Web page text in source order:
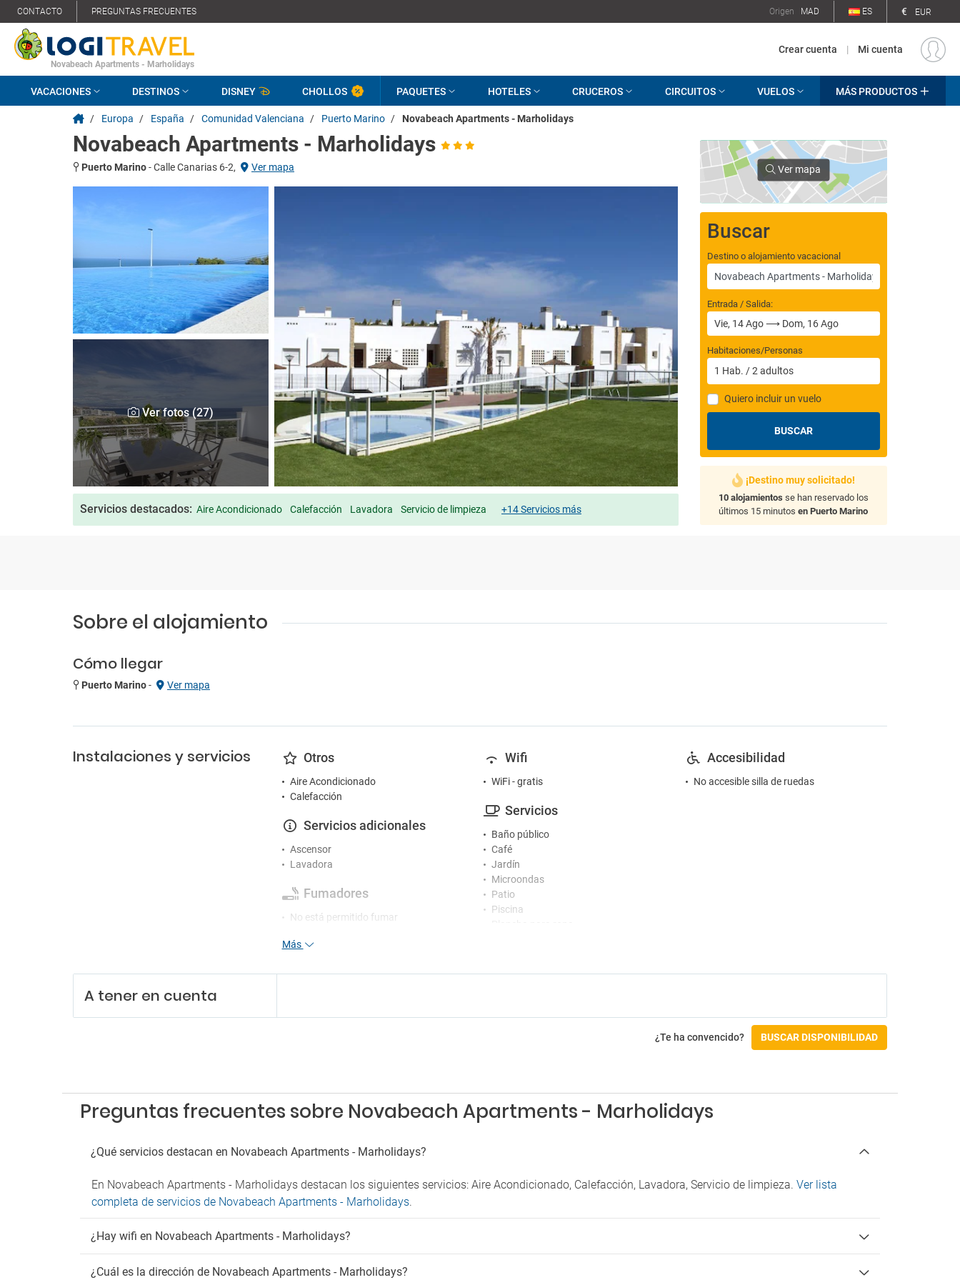
CONTACTO PREGUNTAS FRECUENTES Origen MAD ES € EUR
Novabeach Apartments - Marholidays
Crear cuenta | Mi cuenta
VACACIONES DESTINOS DISNEY CHOLLOS PAQUETES HOTELES CRUCEROS CIRCUITOS VUELOS MÁS PRODUCTOS
/ Europa / España / Comunidad Valenciana / Puerto Marino / Novabeach Apartments - Marholidays
Novabeach Apartments - Marholidays
Puerto Marino-Calle Canarias 6-2, Ver mapa
Ver fotos (27)
Servicios destacados: Aire Acondicionado Calefacción Lavadora Servicio de limpieza +14 Servicios más
Ver mapa
Buscar
Destino o alojamiento vacacional
Entrada / Salida:
Habitaciones/Personas
1 Hab. /2 adultos
Quiero incluir un vuelo
BUSCAR
¡Destino muy solicitado!
10 alojamientos se han reservado los
últimos 15 minutosen Puerto Marino
Sobre el alojamiento
Cómo llegar
Puerto Marino- Ver mapa
Instalaciones y servicios Otros
Aire Acondicionado
Calefacción
Servicios adicionales
Ascensor
Lavadora
Fumadores
No está permitido fumar
Wifi
WiFi - gratis
Servicios
Baño público
Café
Jardín
Microondas
Patio
Piscina
Accesibilidad
No accesible silla de ruedas
Más
A tener en cuenta
¿Te ha convencido? BUSCAR DISPONIBILIDAD
Preguntas frecuentes sobre Novabeach Apartments - Marholidays
¿Qué servicios destacan en Novabeach Apartments - Marholidays?
En Novabeach Apartments - Marholidays destacan los siguientes servicios: Aire Acondicionado, Calefacción, Lavadora, Servicio de limpieza. Ver lista
completa de servicios de Novabeach Apartments - Marholidays.
¿Hay wifi en Novabeach Apartments - Marholidays?
¿Cuál es la dirección de Novabeach Apartments - Marholidays?